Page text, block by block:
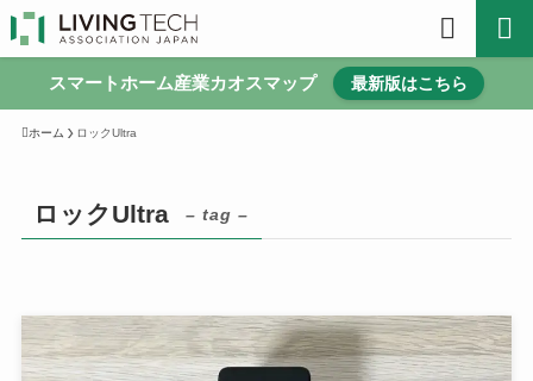
スマートホーム産業カオスマップ 最新版はこちら
ホーム ロックUltra
ロックUltra – tag –